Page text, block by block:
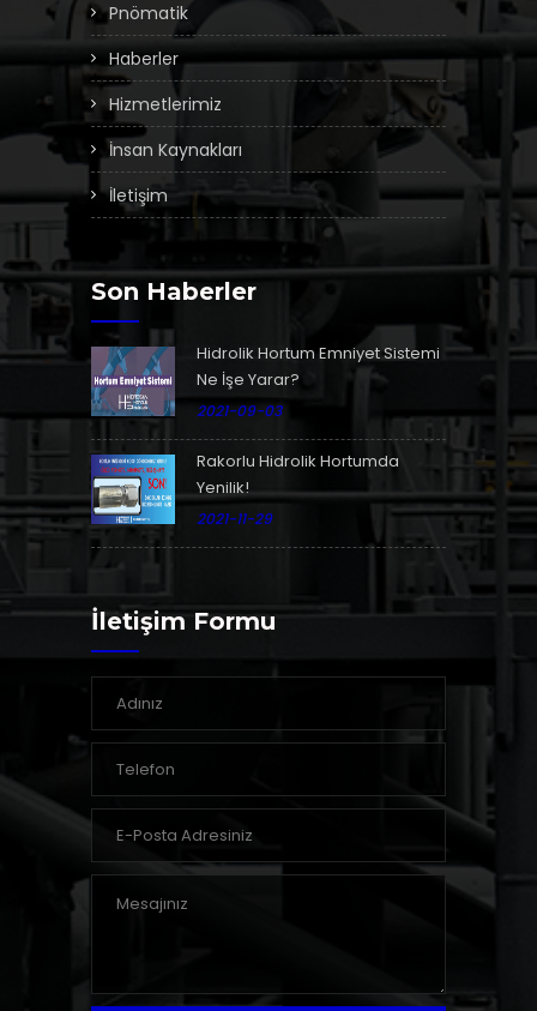
Pnömatik
Haberler
Hizmetlerimiz
İnsan Kaynakları
İletişim
Son Haberler
Hidrolik Hortum Emniyet Sistemi
Ne İşe Yarar?
2021-09-03
Rakorlu Hidrolik Hortumda
Yenilik!
2021-11-29
İletişim Formu